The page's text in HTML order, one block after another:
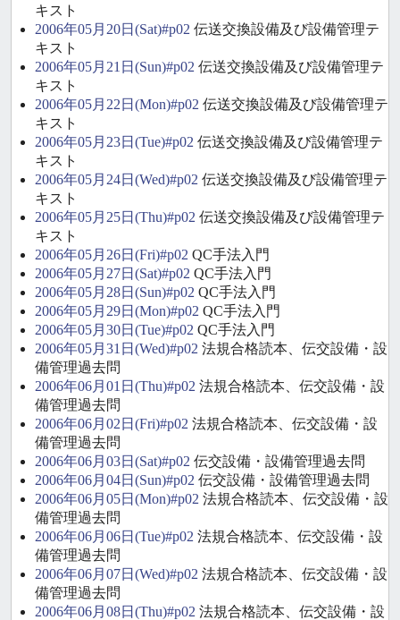
キスト
2006年05月20日(Sat)#p02 伝送交換設備及び設備管理テ
キスト
2006年05月21日(Sun)#p02 伝送交換設備及び設備管理テ
キスト
2006年05月22日(Mon)#p02 伝送交換設備及び設備管理テ
キスト
2006年05月23日(Tue)#p02 伝送交換設備及び設備管理テ
キスト
2006年05月24日(Wed)#p02 伝送交換設備及び設備管理テ
キスト
2006年05月25日(Thu)#p02 伝送交換設備及び設備管理テ
キスト
2006年05月26日(Fri)#p02 QC手法入門
2006年05月27日(Sat)#p02 QC手法入門
2006年05月28日(Sun)#p02 QC手法入門
2006年05月29日(Mon)#p02 QC手法入門
2006年05月30日(Tue)#p02 QC手法入門
2006年05月31日(Wed)#p02 法規合格読本、伝交設備・設
備管理過去問
2006年06月01日(Thu)#p02 法規合格読本、伝交設備・設
備管理過去問
2006年06月02日(Fri)#p02 法規合格読本、伝交設備・設
備管理過去問
2006年06月03日(Sat)#p02 伝交設備・設備管理過去問
2006年06月04日(Sun)#p02 伝交設備・設備管理過去問
2006年06月05日(Mon)#p02 法規合格読本、伝交設備・設
備管理過去問
2006年06月06日(Tue)#p02 法規合格読本、伝交設備・設
備管理過去問
2006年06月07日(Wed)#p02 法規合格読本、伝交設備・設
備管理過去問
2006年06月08日(Thu)#p02 法規合格読本、伝交設備・設